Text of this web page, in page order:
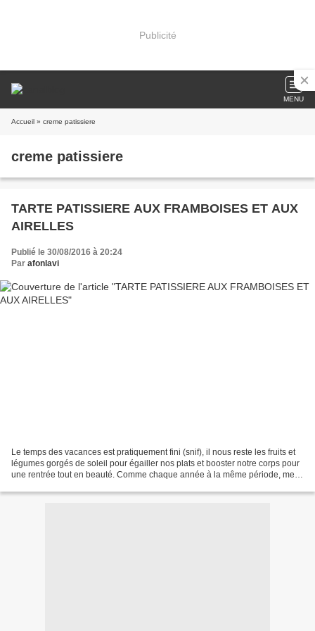
Publicité
MENU
Accueil » creme patissiere
creme patissiere
TARTE PATISSIERE AUX FRAMBOISES ET AUX
AIRELLES
Publié le 30/08/2016 à 20:24
Par afonlavi
Le temps des vacances est pratiquement fini (snif), il nous reste les fruits et
légumes gorgés de soleil pour égailler nos plats et booster notre corps pour
une rentrée tout en beauté. Comme chaque année à la même période, mes